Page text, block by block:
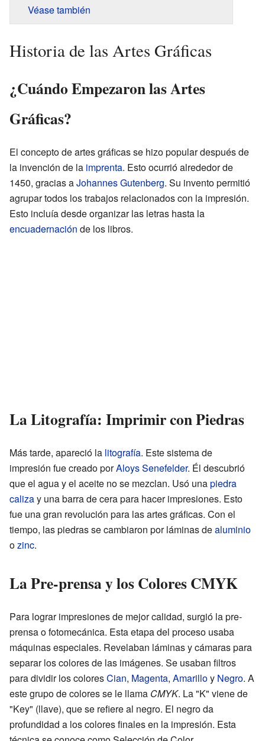
Véase también
Historia de las Artes Gráficas
¿Cuándo Empezaron las Artes
Gráficas?
El concepto de artes gráficas se hizo popular después de
la invención de la imprenta. Esto ocurrió alrededor de
1450, gracias aJohannes Gutenberg. Su invento permitió
agrupar todos los trabajos relacionados con la impresión.
Esto incluía desde organizar las letras hasta la
encuadernación de los libros.
La Litografía: Imprimir con Piedras
Más tarde, apareció la litografía. Este sistema de
impresión fue creado porAloys Senefelder. Él descubrió
que el agua y el aceite no se mezclan. Usó unapiedra
calizay una barra de cera para hacer impresiones. Esto
fue una gran revolución para las artes gráficas. Con el
tiempo, las piedras se cambiaron por láminas dealuminio
ozinc.
La Pre-prensa y los Colores CMYK
Para lograr impresiones de mejor calidad, surgió la pre-
prensa o fotomecánica. Esta etapa del proceso usaba
máquinas especiales. Revelaban láminas y cámaras para
separar los colores de las imágenes. Se usaban filtros
para dividir los coloresCian, Magenta, Amarilloy Negro. A
este grupo de colores se le llama CMYK. La "K" viene de
"Key" (llave), que se refiere al negro. El negro da
profundidad a los colores finales en la impresión. Esta